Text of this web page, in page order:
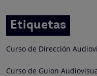
Etiquetas
Curso de Dirección
Curso de Guion